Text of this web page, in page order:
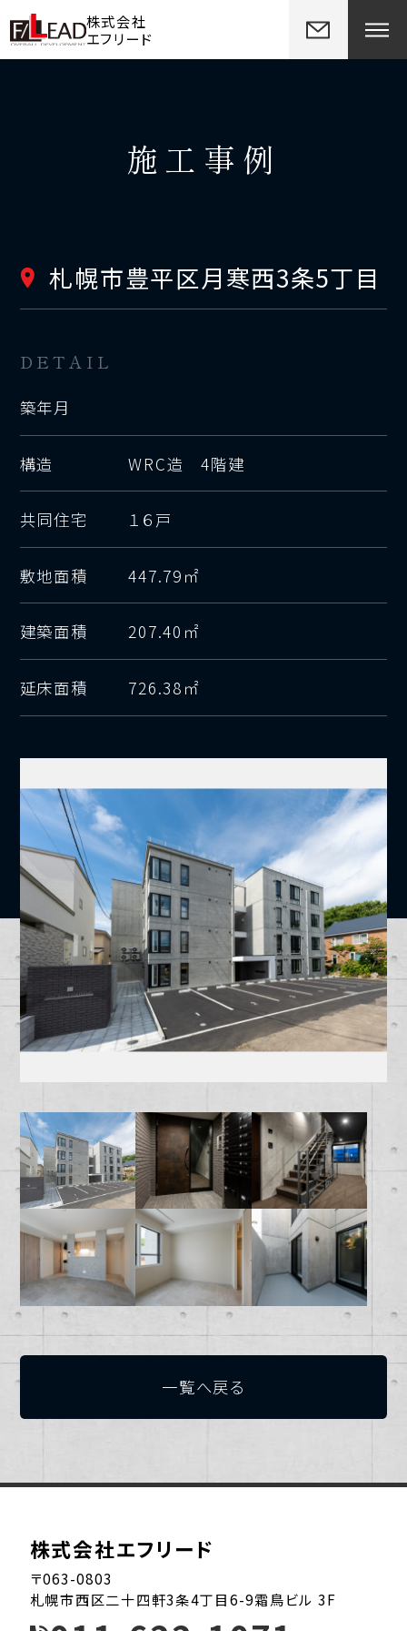
株式会社
エフリード
施工事例
札幌市豊平区月寒西3条5丁目
DETAIL
築年月
構造 WRC造 4階建
共同住宅 １６戸
敷地面積 447.79㎡
建築面積 207.40㎡
延床面積 726.38㎡
一覧へ戻る
株式会社エフリード
〒063-0803
札幌市西区二十四軒3条4丁目6-9霜鳥ビル 3F